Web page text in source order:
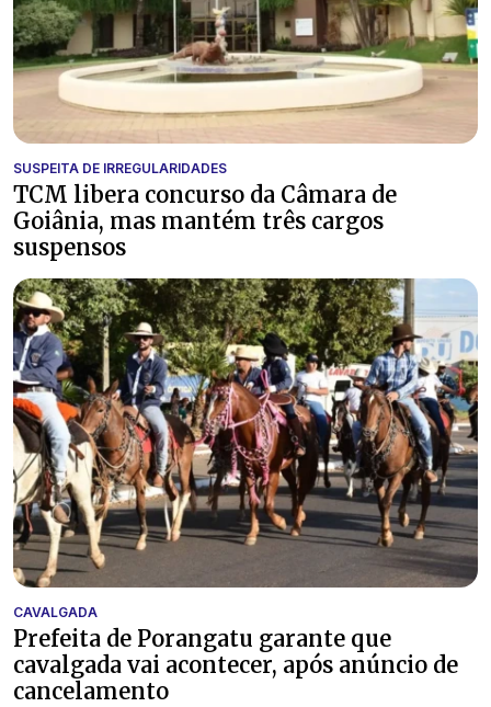
SUSPEITA DE IRREGULARIDADES
TCM libera concurso da Câmara de
Goiânia, mas mantém três cargos
suspensos
CAVALGADA
Prefeita de Porangatu garante que
cavalgada vai acontecer, após anúncio de
cancelamento